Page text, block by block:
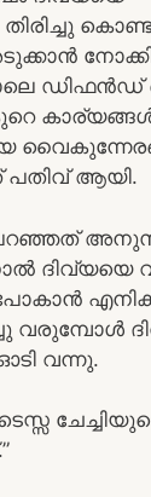
ഡിഫൻഡ്
ആയി.
പറഞ്ഞത്
ദിവ്യയെ
വരുമ്പോൾ
വന്നു.